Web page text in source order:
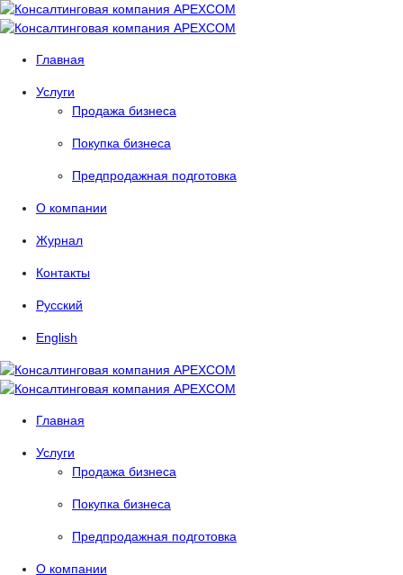
Главная
Услуги
Продажа бизнеса
Покупка бизнеса
Предпродажная подготовка
О компании
Журнал
Контакты
Русский
English
Главная
Услуги
Продажа бизнеса
Покупка бизнеса
Предпродажная подготовка
О компании